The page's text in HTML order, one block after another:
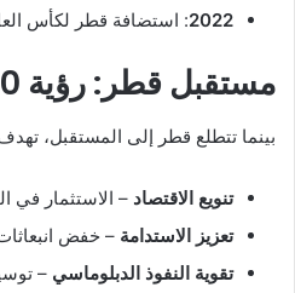
2022: استضافة قطر لكأس
مستقبل قطر: رؤية 2030 الوطنية
بينما تتطلع قطر إلى المستقبل، تهدف رؤية
تنويع الاقتصاد – الاستثمار في
تعزيز الاستدامة – خفض
تقوية النفوذ الدبلوماسي –